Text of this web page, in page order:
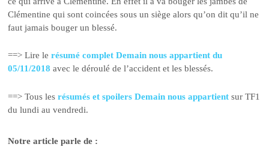
Clémentine qui sont coincées sous un siège alors qu’on dit qu’il ne
faut jamais bouger un blessé.
==> Lire lerésumé complet Demain nous appartient du
05/11/2018 avec le déroulé de l’accident et les blessés.
==> Tous lesrésumés et spoilers Demain nous appartient sur TF1
du lundi au vendredi.
Notre article parle de :